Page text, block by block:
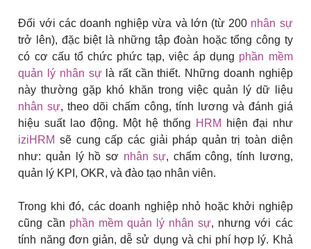
Đối với các doanh nghiệp vừa và lớn (từ 200 nhân sự
trở lên), đặc biệt là những tập đoàn hoặc tổng công ty
có cơ cấu tổ chức phức tạp, việc áp dụng phần mềm
quản lý nhân sựlà rất cần thiết. Những doanh nghiệp
này thường gặp khó khăn trong việc quản lý dữ liệu
nhân sự, theo dõi chấm công, tính lương và đánh giá
hiệu suất lao động. Một hệ thống HRM
hiện đại như
iziHRM sẽ cung cấp các giải pháp quản trị toàn diện
như: quản lý hồ sơ nhân sự, chấm công, tính lương,
quản lý KPI, OKR, và đào tạo nhân viên.
Trong khi đó, các doanh nghiệp nhỏ hoặc khởi nghiệp
cũng cần phần mềm quản lý nhân sự, nhưng với các
tính năng đơn giản, dễ sử dụng và chi phí hợp lý. Khả